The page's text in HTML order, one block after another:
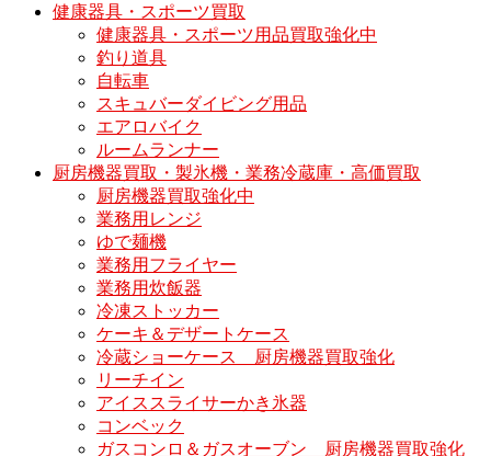
健康器具・スポーツ買取
健康器具・スポーツ用品買取強化中
釣り道具
自転車
スキュバーダイビング用品
エアロバイク
ルームランナー
厨房機器買取・製氷機・業務冷蔵庫・高価買取
厨房機器買取強化中
業務用レンジ
ゆで麺機
業務用フライヤー
業務用炊飯器
冷凍ストッカー
ケーキ＆デザートケース
冷蔵ショーケース 厨房機器買取強化
リーチイン
アイススライサーかき氷器
コンベック
ガスコンロ＆ガスオーブン 厨房機器買取強化